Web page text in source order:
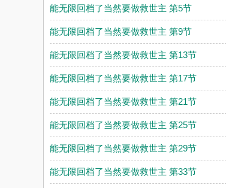
能无限回档了当然要做救世主 第5节
能无限回档了当然要做救世主 第9节
能无限回档了当然要做救世主 第13节
能无限回档了当然要做救世主 第17节
能无限回档了当然要做救世主 第21节
能无限回档了当然要做救世主 第25节
能无限回档了当然要做救世主 第29节
能无限回档了当然要做救世主 第33节